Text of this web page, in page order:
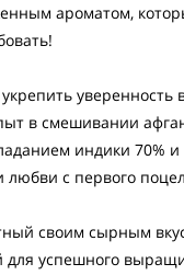
ароматом,
уверенность
в смешивании
индики 70%
любви с первого
своим сырным
для успешного